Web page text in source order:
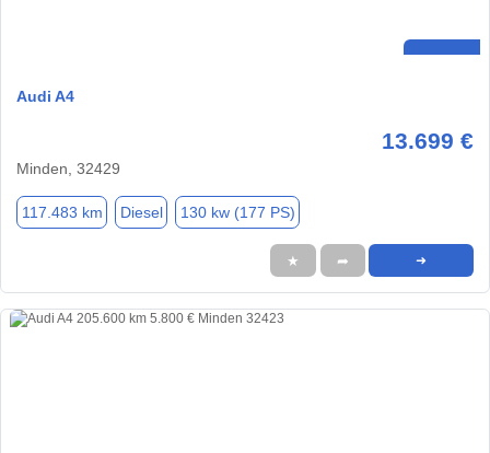
Audi A4
13.699 €
Minden, 32429
117.483 km Diesel 130 kw (177 PS)
★ ➦ ➜